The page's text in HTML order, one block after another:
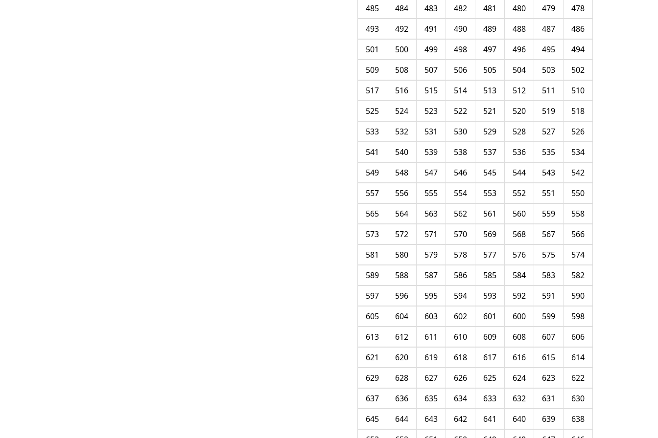
478
479
480
481
482
483
484
485
486
487
488
489
490
491
492
493
494
495
496
497
498
499
500
501
502
503
504
505
506
507
508
509
510
511
512
513
514
515
516
517
518
519
520
521
522
523
524
525
526
527
528
529
530
531
532
533
534
535
536
537
538
539
540
541
542
543
544
545
546
547
548
549
550
551
552
553
554
555
556
557
558
559
560
561
562
563
564
565
566
567
568
569
570
571
572
573
574
575
576
577
578
579
580
581
582
583
584
585
586
587
588
589
590
591
592
593
594
595
596
597
598
599
600
601
602
603
604
605
606
607
608
609
610
611
612
613
614
615
616
617
618
619
620
621
622
623
624
625
626
627
628
629
630
631
632
633
634
635
636
637
638
639
640
641
642
643
644
645